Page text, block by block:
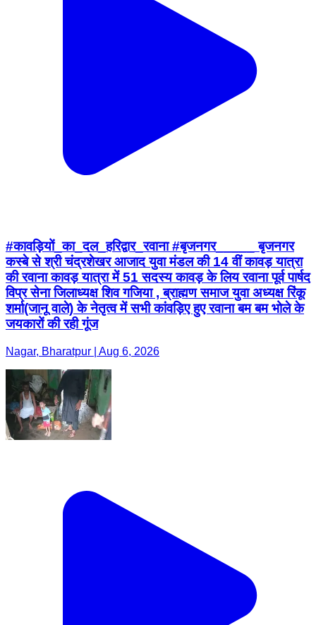
#कावड़ियों_का_दल_हरिद्वार_रवाना #बृजनगर_____ बृजनगर
कस्बे से श्री चंद्रशेखर आजाद युवा मंडल की 14 वीं कावड़ यात्रा
की रवाना कावड़ यात्रा में 51 सदस्य कावड़ के लिय रवाना पूर्व पार्षद
विप्र सेना जिलाध्यक्ष शिव गजिया , ब्राह्मण समाज युवा अध्यक्ष रिंकू
शर्मा(जानू वाले) के नेतृत्व में सभी कांवड़िए हुए रवाना बम बम भोले के
जयकारों की रही गूंज
Nagar, Bharatpur | Aug 6, 2026